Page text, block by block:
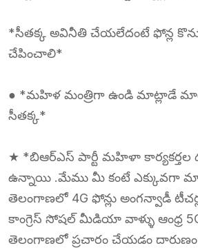
*సీతక్క అవినీతి చేయలేదంటే ఫోన్ల
చేపించాలి*
● *మహిళ మంత్రిగా ఉండి మాట్లాడే
సీతక్క*
★ *బిఆర్ఎస్ పార్టీ మహిళా కార్యకర్తల
ఉన్నాయి .మేము మీ కంటే ఎక్కువగా
తెలంగాణలో 4G ఫోన్లు అంగన్వాడీ
కాంగ్రెస్ సోషల్ మీడియా వాళ్ళు ఆంధ్ర
తెలంగాణలో ప్రచారం చేయడం